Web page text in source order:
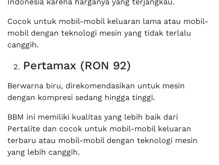
Cocok untuk mobil-mobil keluaran lama atau mobil-
mobil dengan teknologi mesin yang tidak terlalu
canggih.
Pertamax (RON 92)
Berwarna biru, direkomendasikan untuk mesin
dengan kompresi sedang hingga tinggi.
BBM ini memiliki kualitas yang lebih baik dari
Pertalite dan cocok untuk mobil-mobil keluaran
terbaru atau mobil-mobil dengan teknologi mesin
yang lebih canggih.